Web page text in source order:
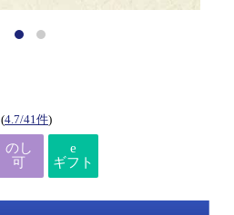
(4.7/41件)
のし
可
e
ギフト